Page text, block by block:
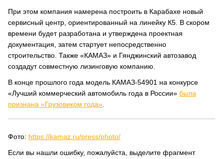
При этом компания намерена построить в Карабахе новый
сервисный центр, ориентированный на линейку К5. В скором
времени будет разработана и утверждена проектная
документация, затем стартует непосредственно
строительство. Также «КАМАЗ» и Гянджинский автозавод
создадут совместную лизинговую компанию.
В конце прошлого года модель КАМАЗ-54901 на конкурсе
«Лучший коммерческий автомобиль года в России» была
признана «Грузовиком года»
Фото: https://kamaz.ru/press/photo/
Если вы нашли ошибку, пожалуйста, выделите фрагмент